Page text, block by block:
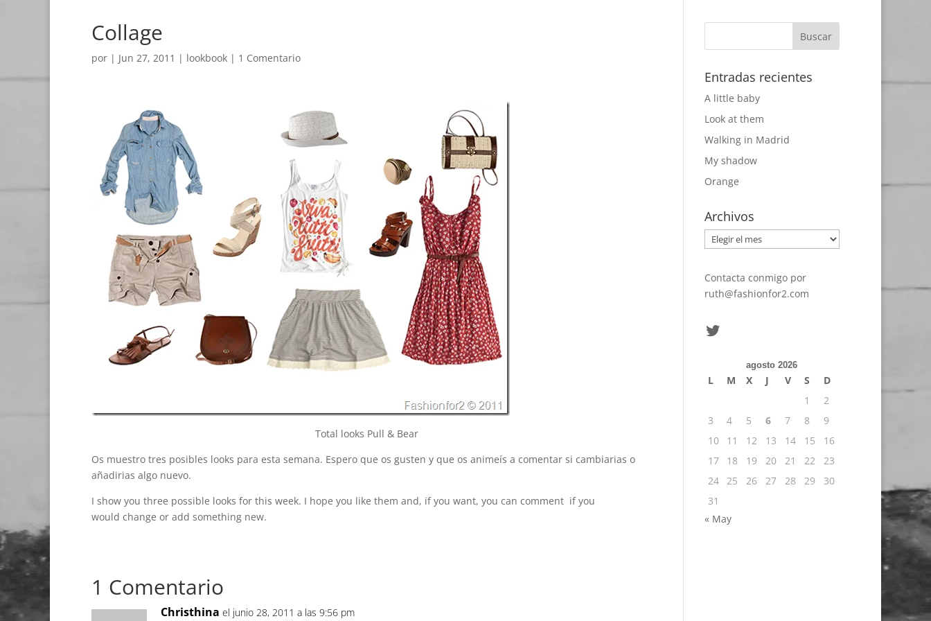
Collage
por | Jun 27, 2011 | lookbook | 1 Comentario
Total looks Pull & Bear
Os muestro tres posibles looks para esta semana. Espero que os gusten y que os animeís a comentar si cambiarias o
añadirias algo nuevo.
I show you three possible looks for this week. I hope you like them and, if you want, you can comment if you
would change or add something new.
1 Comentario
Christhina el junio 28, 2011 a las 9:56 pm
Entradas recientes
A little baby
Look at them
Walking in Madrid
My shadow
Orange
Archivos
Archivos
Contacta conmigo por
ruth@fashionfor2.com
Twitter
agosto 2026
L M X J V S
D
1
2
3
4 5 6 7 8
9
10
11 12 13 14 15
16
17
18 19 20 21 22
23
24 25 26 27 28 29
30
31
« May